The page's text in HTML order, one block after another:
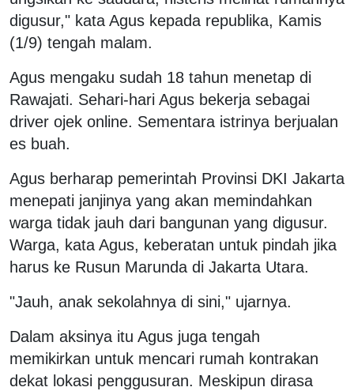
digusur," kata Agus kepada republika, Kamis
(1/9) tengah malam.
Agus mengaku sudah 18 tahun menetap di
Rawajati. Sehari-hari Agus bekerja sebagai
driver ojek online. Sementara istrinya berjualan
es buah.
Agus berharap pemerintah Provinsi DKI Jakarta
menepati janjinya yang akan memindahkan
warga tidak jauh dari bangunan yang digusur.
Warga, kata Agus, keberatan untuk pindah jika
harus ke Rusun Marunda di Jakarta Utara.
"Jauh, anak sekolahnya di sini," ujarnya.
Dalam aksinya itu Agus juga tengah
memikirkan untuk mencari rumah kontrakan
dekat lokasi penggusuran. Meskipun dirasa